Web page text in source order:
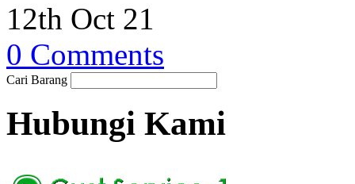
12th Oct 21
0 Comments
Cari Barang
Hubungi Kami